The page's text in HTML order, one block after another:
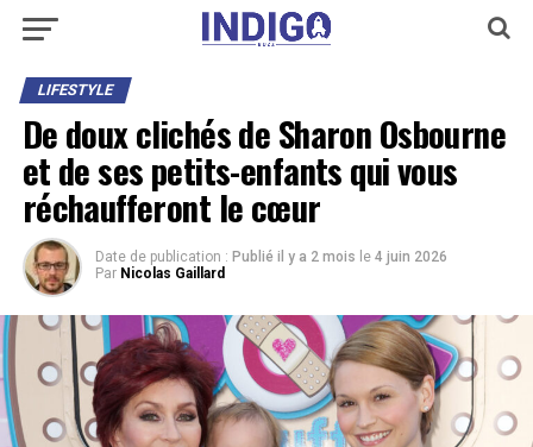
LIFESTYLE
De doux clichés de Sharon Osbourne
et de ses petits-enfants qui vous
réchaufferont le cœur
Date de publication : Publié il y a 2 mois le 4 juin 2026
Par Nicolas Gaillard